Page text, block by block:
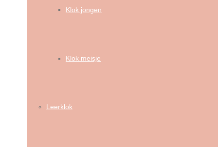
Klok jongen
Klok meisje
Leerklok